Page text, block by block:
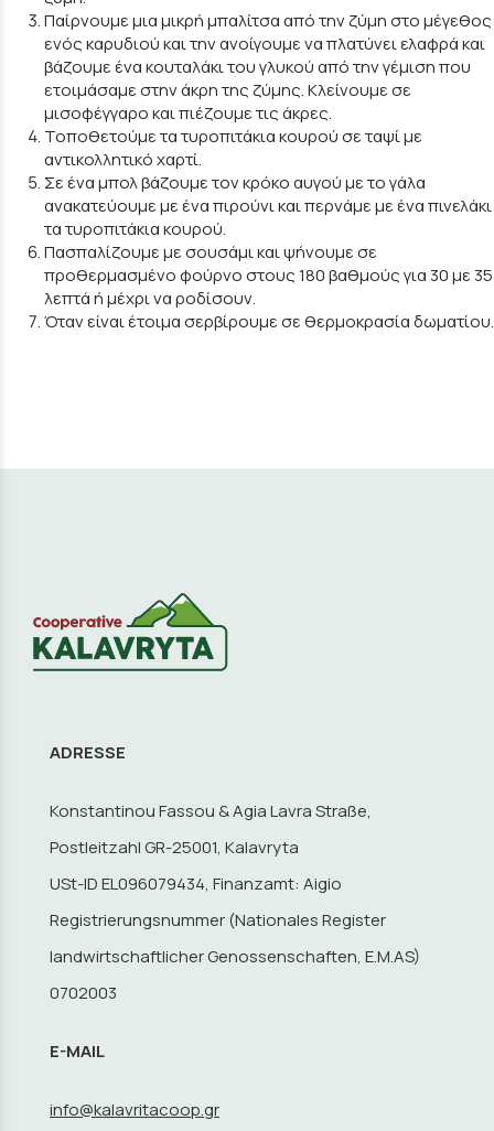
Παίρνουμε μια μικρή μπαλίτσα από την ζύμη στο μέγεθος
ενός καρυδιού και την ανοίγουμε να πλατύνει ελαφρά και
βάζουμε ένα κουταλάκι του γλυκού από την γέμιση που
ετοιμάσαμε στην άκρη της ζύμης. Κλείνουμε σε
μισοφέγγαρο και πιέζουμε τις άκρες.
Τοποθετούμε τα τυροπιτάκια κουρού σε ταψί με
αντικολλητικό χαρτί.
Σε ένα μπολ βάζουμε τον κρόκο αυγού με το γάλα
ανακατεύουμε με ένα πιρούνι και περνάμε με ένα πινελάκι
τα τυροπιτάκια κουρού.
Πασπαλίζουμε με σουσάμι και ψήνουμε σε
προθερμασμένο φούρνο στους 180 βαθμούς για 30 με 35
λεπτά ή μέχρι να ροδίσουν.
Όταν είναι έτοιμα σερβίρουμε σε θερμοκρασία δωματίου.
ADRESSE
Konstantinou Fassou & Agia Lavra Straße,
Postleitzahl GR-25001, Kalavryta
USt-ID EL096079434, Finanzamt: Aigio
Registrierungsnummer (Nationales Register
landwirtschaftlicher Genossenschaften, E.M.AS)
0702003
E-MAIL
info@kalavritacoop.gr